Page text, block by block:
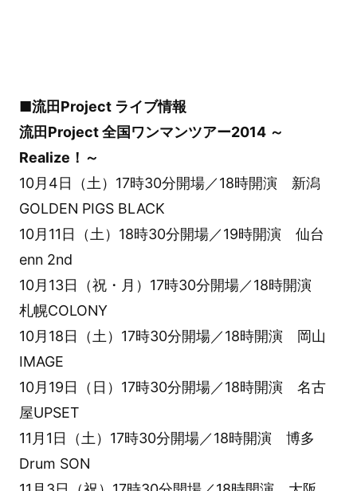
■流田Project ライブ情報
流田Project 全国ワンマンツアー2014 ～
Realize！～
10月4日（土）17時30分開場／18時開演 新潟
GOLDEN PIGS BLACK
10月11日（土）18時30分開場／19時開演 仙台
enn 2nd
10月13日（祝・月）17時30分開場／18時開演
札幌COLONY
10月18日（土）17時30分開場／18時開演 岡山
IMAGE
10月19日（日）17時30分開場／18時開演 名古
屋UPSET
11月1日（土）17時30分開場／18時開演 博多
Drum SON